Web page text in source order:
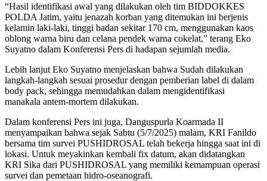
“Hasil identifikasi awal yang dilakukan oleh tim BIDDOKKES
POLDA Jatim, yaitu jenazah korban yang ditemukan ini berjenis
kelamin laki-laki, tinggi badan sekitar 170 cm, menggunakan kaos
oblong warna biru dan celana pendek warna cokelat,” terang Eko
Suyatno dalam Konferensi Pers di hadapan sejumlah media.
Lebih lanjut Eko Suyatno menjelaskan bahwa Sudah dilakukan
langkah-langkah sesuai prosedur dengan pemberian label di dalam
body pack, sehingga memudahkan dalam mengidentifikasi
manakala antem-mortem dilakukan.
Dalam konferensi Pers ini juga, Danguspurla Koarmada II
menyampaikan bahwa sejak Sabtu (5/7/2025) malam, KRI Fanildo
bersama tim survei PUSHIDROSAL telah bekerja hingga saat ini di
lokasi. Untuk meyakinkan kembali fix datum, akan didatangkan
KRI Sika dari PUSHIDROSAL yang memiliki kemampuan operasi
survei dan pemetaan hidro-oseanografi.